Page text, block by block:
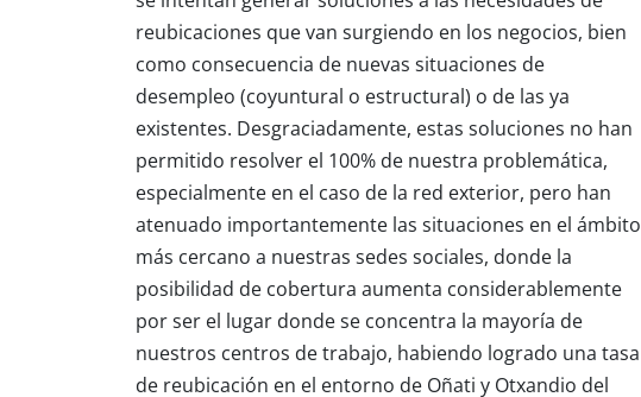
reubicaciones que van surgiendo en los negocios, bien
como consecuencia de nuevas situaciones de
desempleo (coyuntural o estructural) o de las ya
existentes. Desgraciadamente, estas soluciones no han
permitido resolver el 100% de nuestra problemática,
especialmente en el caso de la red exterior, pero han
atenuado importantemente las situaciones en el ámbito
más cercano a nuestras sedes sociales, donde la
posibilidad de cobertura aumenta considerablemente
por ser el lugar donde se concentra la mayoría de
nuestros centros de trabajo, habiendo logrado una tasa
de reubicación en el entorno de Oñati y Otxandio del